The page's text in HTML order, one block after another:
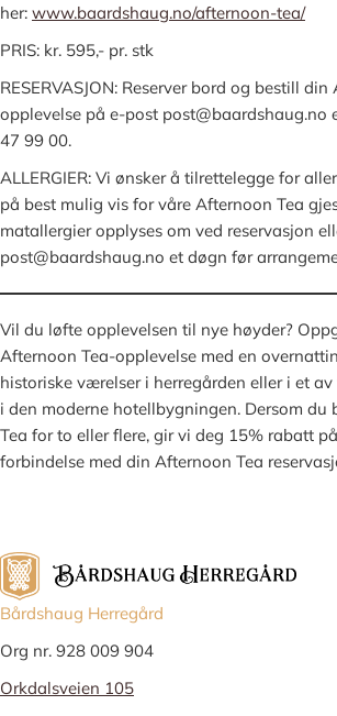
her: www.baardshaug.no/afternoon-tea/
PRIS: kr. 595,- pr. stk
RESERVASJON: Reserver bord og bestill
opplevelse på e-post post@baardshaug.no
47 99 00.
ALLERGIER: Vi ønsker å tilrettelegge for
på best mulig vis for våre Afternoon Tea
matallergier opplyses om ved reservasjon
post@baardshaug.no et døgn før
Vil du løfte opplevelsen til nye høyder?
Afternoon Tea-opplevelse med en
historiske værelser i herregården eller i et
i den moderne hotellbygningen. Dersom du
Tea for to eller flere, gir vi deg 15% rabatt
forbindelse med din Afternoon Tea
Bårdshaug Herregård
Org nr. 928 009 904
Orkdalsveien 105